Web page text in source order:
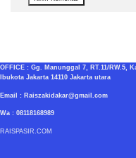
OFFICE : Gg. Manunggal 7, RT.11/
Ibukota Jakarta 14110 Jakarta utara
Email : Raiszakidakar@gmail.com
Wa : 08118168989
RAISPASIR.COM